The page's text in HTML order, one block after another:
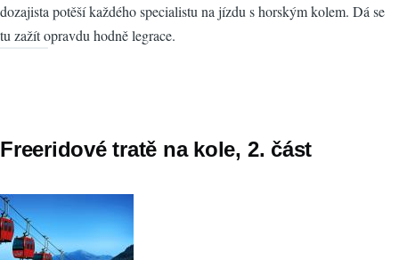
dozajista potěší každého specialistu na jízdu s horským kolem. Dá se
tu zažít opravdu hodně legrace.
Freeridové tratě na kole, 2. část